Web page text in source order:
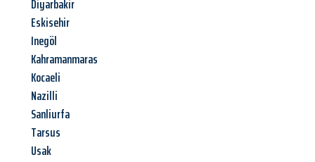
Diyarbakir
Eskisehir
Inegöl
Kahramanmaras
Kocaeli
Nazilli
Sanliurfa
Tarsus
Usak